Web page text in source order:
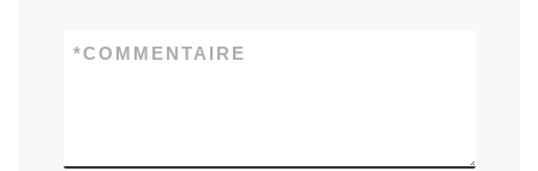
COMMENTAIRE
*